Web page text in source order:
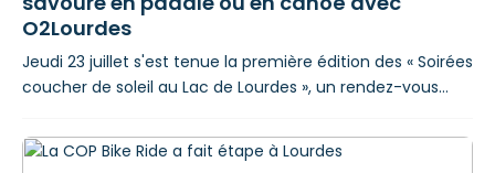
O2Lourdes
Jeudi 23 juillet s'est tenue la première édition des « Soirées
coucher de soleil au Lac de Lourdes », un rendez-vous
découvrir le lac différemment. Le principe est simple et
se veut avant tout convivial : à partir de 19 h 30, les